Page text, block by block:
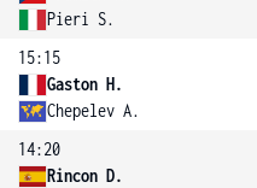
Pieri S.
15:15
Gaston H.
Chepelev A.
14:20
Rincon D.